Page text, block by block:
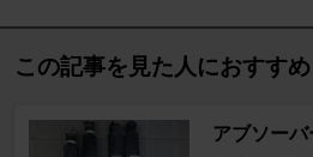
この記事を見た人におすすめ
アブソーバ